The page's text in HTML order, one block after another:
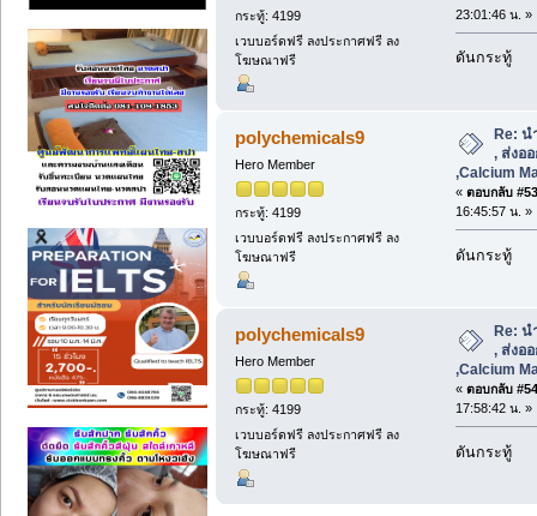
กระทู้: 4199
เวบบอร์ดฟรี ลงประกาศฟรี ลง
โฆษณาฟรี
23:01:46 น. »
ดันกระทู้
polychemicals9
Hero Member
กระทู้: 4199
เวบบอร์ดฟรี ลงประกาศฟรี ลง
โฆษณาฟรี
Re: น
, ส่งอ
,Calcium
« ตอบกลับ
16:45:57 น. »
ดันกระทู้
polychemicals9
Hero Member
กระทู้: 4199
เวบบอร์ดฟรี ลงประกาศฟรี ลง
โฆษณาฟรี
Re: น
, ส่งอ
,Calcium
« ตอบกลับ
17:58:42 น. »
ดันกระทู้